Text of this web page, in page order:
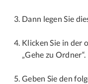
Dann legen Sie
Klicken Sie in der
„Gehe zu Ordner“.
Geben Sie den